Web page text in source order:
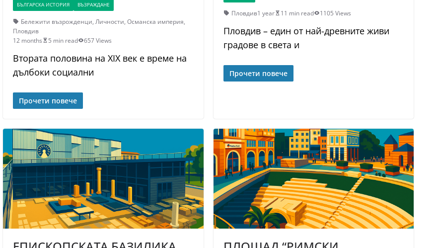
БЪЛГАРСКА ИСТОРИЯ ВЪЗРАЖДАНЕ
Бележити възрожденци,Личности,Османска империя,
Пловдив
12 months
5 min read 657 Views
Втората половина на XIX век е време на
дълбоки социални
Прочети повече
Пловдив1 year 11 min read 1105 Views
Пловдив – един от най-древните живи
градове в света и
Прочети повече